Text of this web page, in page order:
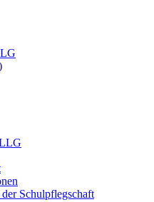
Schulpflegschaft